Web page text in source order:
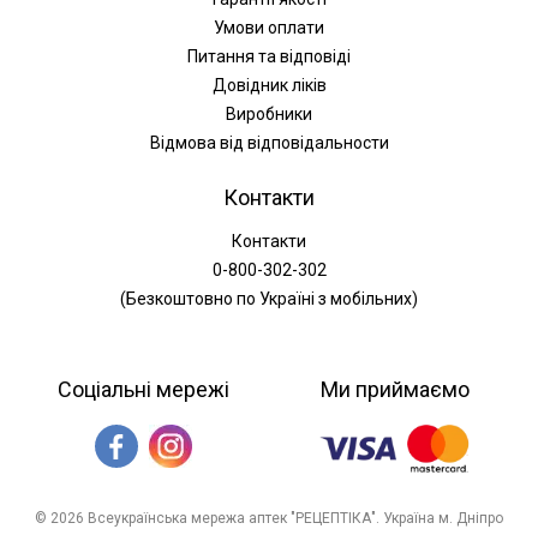
Умови оплати
Питання та відповіді
Довідник ліків
Виробники
Відмова від відповідальности
Контакти
Контакти
0-800-302-302
(Безкоштовно по Україні з мобільних)
Соціальні мережі Ми приймаємо
© 2026 Всеукраїнська мережа аптек "РЕЦЕПТІКА". Україна м. Дніпро